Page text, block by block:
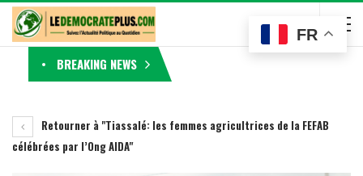
BREAKING NEWS
Retourner à "Tiassalé: les femmes agricultrices de la FEFAB
célébrées par l’Ong AIDA"
FR